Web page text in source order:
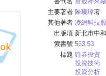
主要著者 陳璨瑋著
其他著者 凌網科技
出版項 新北市中
索書號 563.53
標題 證券投資
投資技術
投資分析